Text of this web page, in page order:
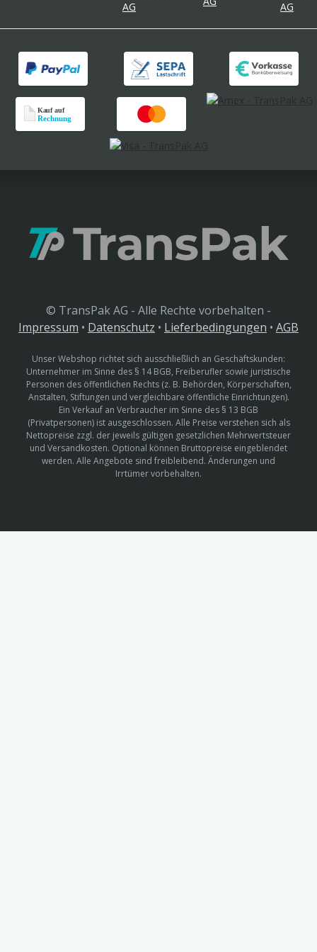
© TransPak AG - Alle Rechte vorbehalten -
Impressum • Datenschutz • Lieferbedingungen • AGB
Unser Webshop richtet sich ausschließlich an Geschäftskunden:
Unternehmer im Sinne des § 14 BGB, Freiberufler sowie juristische
Personen des öffentlichen Rechts (z. B. Behörden, Körperschaften,
Anstalten, Stiftungen und vergleichbare öffentliche Einrichtungen).
Ein Verkauf an Verbraucher im Sinne des § 13 BGB
(Privatpersonen) ist ausgeschlossen. Alle Preise verstehen sich als
Nettopreise zzgl. der jeweils gültigen gesetzlichen Mehrwertsteuer
und Versandkosten. Optional können Bruttopreise eingeblendet
werden. Alle Angebote sind freibleibend. Änderungen und
Irrtümer vorbehalten.